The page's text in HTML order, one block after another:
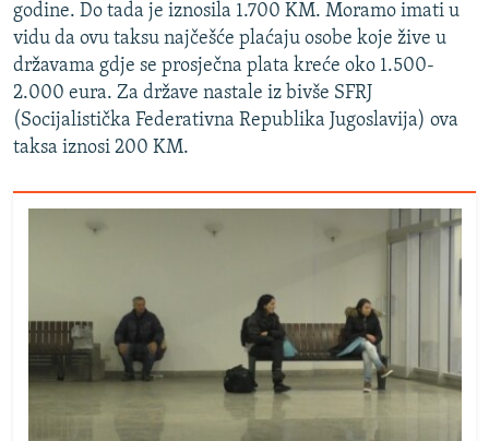
godine. Do tada je iznosila 1.700 KM. Moramo imati u
vidu da ovu taksu najčešće plaćaju osobe koje žive u
državama gdje se prosječna plata kreće oko 1.500-
2.000 eura. Za države nastale iz bivše SFRJ
(Socijalistička Federativna Republika Jugoslavija) ova
taksa iznosi 200 KM.